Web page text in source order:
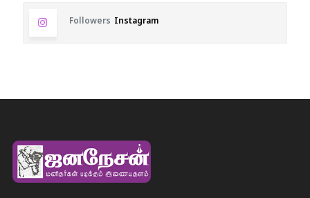
Followers Instagram